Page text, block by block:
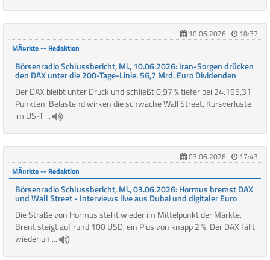
10.06.2026
18:37
MÃ¤rkte -- Redaktion
Börsenradio Schlussbericht, Mi., 10.06.2026: Iran-Sorgen drücken
den DAX unter die 200-Tage-Linie. 56,7 Mrd. Euro Dividenden
Der DAX bleibt unter Druck und schließt 0,97 % tiefer bei 24.195,31
Punkten. Belastend wirken die schwache Wall Street, Kursverluste
im US-T ...
03.06.2026
17:43
MÃ¤rkte -- Redaktion
Börsenradio Schlussbericht, Mi., 03.06.2026: Hormus bremst DAX
und Wall Street - Interviews live aus Dubai und digitaler Euro
Die Straße von Hormus steht wieder im Mittelpunkt der Märkte.
Brent steigt auf rund 100 USD, ein Plus von knapp 2 %. Der DAX fällt
wieder un ...